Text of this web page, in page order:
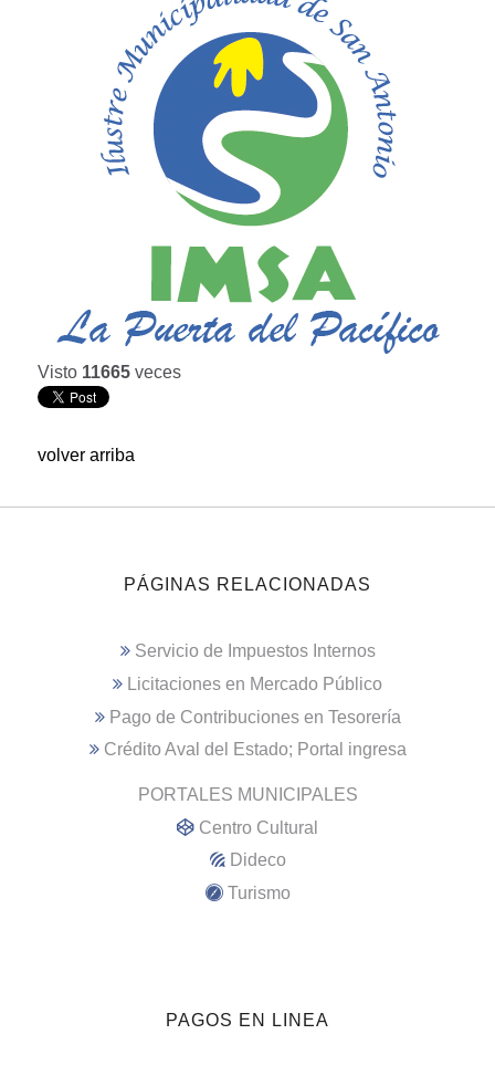
Visto 11665 veces
volver arriba
PÁGINAS RELACIONADAS
Servicio de Impuestos Internos
Licitaciones en Mercado Público
Pago de Contribuciones en Tesorería
Crédito Aval del Estado; Portal ingresa
PORTALES MUNICIPALES
Centro Cultural
Dideco
Turismo
PAGOS EN LINEA